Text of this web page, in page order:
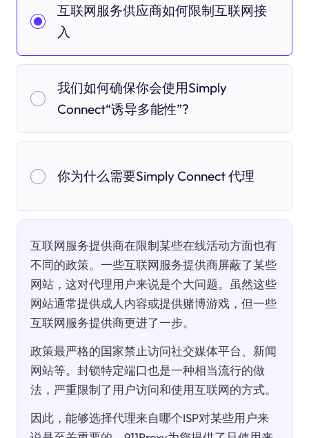
互联网服务供应商如何限制互联网接
入
我们如何确保你会使用Simply
Connect“诱导多能性”?
你为什么需要Simply Connect 代理
互联网服务提供商在限制某些在线活动方面也有
不同的政策。一些互联网服务提供商屏蔽了某些
网站，这对代理用户来说是个大问题。虽然这些
网站通常提供成人内容或提供赌博游戏，但一些
互联网服务提供商更进了一步。
政策最严格的国家禁止访问社交媒体平台、新闻
网站等。封锁特定端口也是一种相当流行的做
法，严重限制了用户访问和使用互联网的方式。
因此，能够选择代理来自哪个ISP对某些用户来